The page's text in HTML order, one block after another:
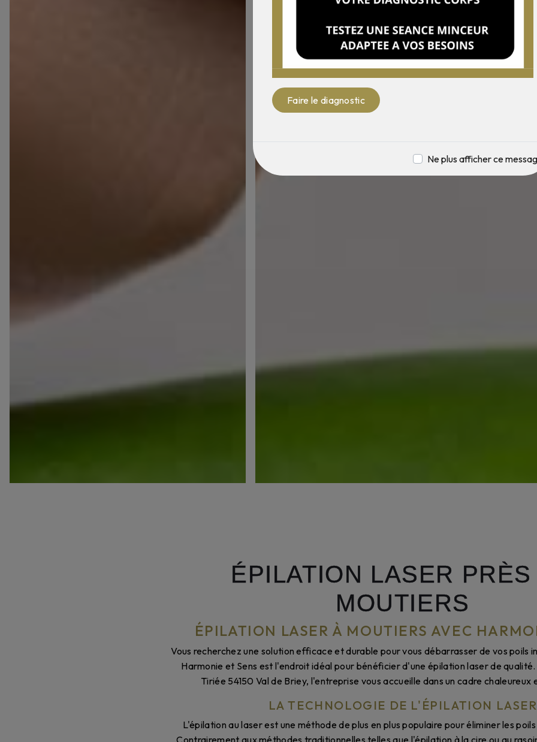
Faire le diagnostic
Ne plus afficher ce
ÉPILATION LASER
MOUTIERS
ÉPILATION LASER À MOUTIERS AVEC
Vous recherchez une solution efficace et durable pour vous débarrasser de vos poils
Harmonie et Sens est l'endroit idéal pour bénéficier d'une épilation laser de qualité.
Tiriée 54150 Val de Briey, l'entreprise vous accueille dans un cadre chaleureux
LA TECHNOLOGIE DE L'ÉPILATION LASER
L'épilation au laser est une méthode de plus en plus populaire pour éliminer les
Contrairement aux méthodes traditionnelles telles que l'épilation à la cire ou au